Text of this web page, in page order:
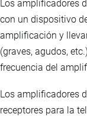
Los amplificadores
con un dispositivo
amplificación y
(graves, agudos,
frecuencia del
Los amplificadores
receptores para la